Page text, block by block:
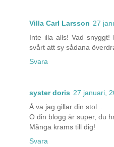
Villa Carl Larsson 27
Inte illa alls! Vad
svårt att sy sådana
Svara
syster doris 27 januari,
Å va jag gillar din stol...
O din blogg är super, du
Många krams till dig!
Svara